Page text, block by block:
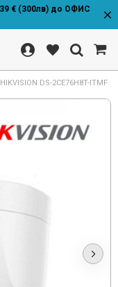
€ (300лв) до ОФИС
HIKVISION DS-2CE76H8T-ITMF